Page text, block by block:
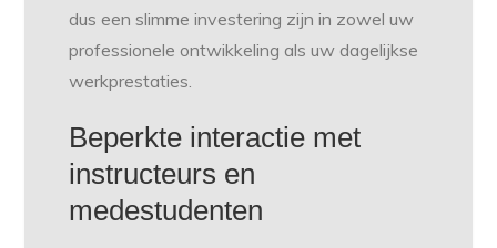
dus een slimme investering zijn in zowel uw
professionele ontwikkeling als uw dagelijkse
werkprestaties.
Beperkte interactie met
instructeurs en
medestudenten